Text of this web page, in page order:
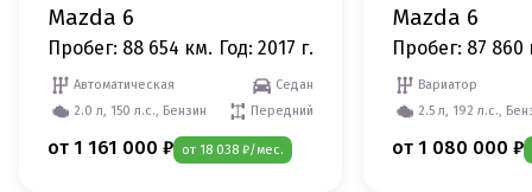
Mazda 6
Пробег: 88 654 км. Год: 2017 г.
Автоматическая
Седан
2.0 л, 150 л.с., Бензин
Передний
от 1 161 000 ₽ от 18 038 ₽/мес.
Mazda 6
Пробег: 87 860
Вариатор
2.5 л, 192 л.с.,
от 1 080 000 ₽